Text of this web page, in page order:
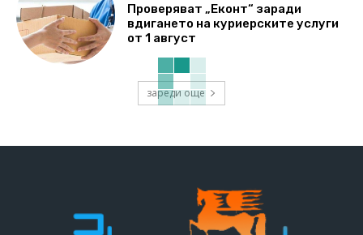
Проверяват „Еконт“ заради
вдигането на куриерските услуги
от 1 август
зареди още